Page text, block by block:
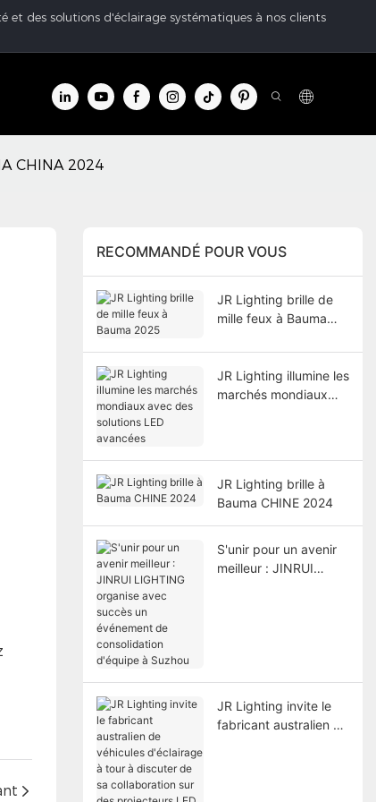
et des solutions d'éclairage systématiques à nos clients
d'info Contacter
CHINA 2024
RECOMMANDÉ POUR VOUS
JR Lighting brille de
mille feux à Bauma
JR Lighting illumine les
marchés mondiaux
JR Lighting brille à
Bauma CHINE 2024
S'unir pour un avenir
meilleur : JINRUI
JR Lighting invite le
fabricant australien de